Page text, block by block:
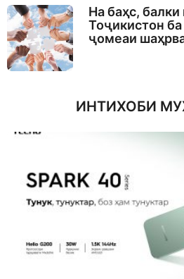
На баҳс,
Тоҷикистон ба
ҷомеаи
ИНТИХОБИ